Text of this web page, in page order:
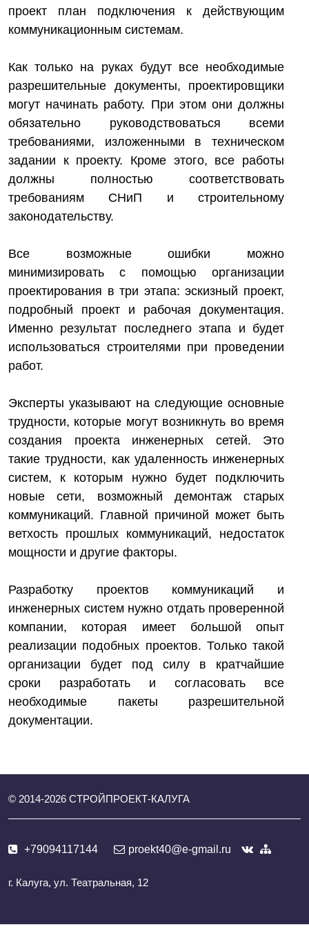
проект план подключения к действующим
коммуникационным системам.
Как только на руках будут все необходимые
разрешительные документы, проектировщики
могут начинать работу. При этом они должны
обязательно руководствоваться всеми
требованиями, изложенными в техническом
задании к проекту. Кроме этого, все работы
должны полностью соответствовать
требованиям СНиП и строительному
законодательству.
Все возможные ошибки можно
минимизировать с помощью организации
проектирования в три этапа: эскизный проект,
подробный проект и рабочая документация.
Именно результат последнего этапа и будет
использоваться строителями при проведении
работ.
Эксперты указывают на следующие основные
трудности, которые могут возникнуть во время
создания проекта инженерных сетей. Это
такие трудности, как удаленность инженерных
систем, к которым нужно будет подключить
новые сети, возможный демонтаж старых
коммуникаций. Главной причиной может быть
ветхость прошлых коммуникаций, недостаток
мощности и другие факторы.
Разработку проектов коммуникаций и
инженерных систем нужно отдать проверенной
компании, которая имеет большой опыт
реализации подобных проектов. Только такой
организации будет под силу в кратчайшие
сроки разработать и согласовать все
необходимые пакеты разрешительной
документации.
© 2014-2026 СТРОЙПРОЕКТ-КАЛУГА
+79094117144 proekt40@e-gmail.ru
г. Калуга, ул. Театральная, 12